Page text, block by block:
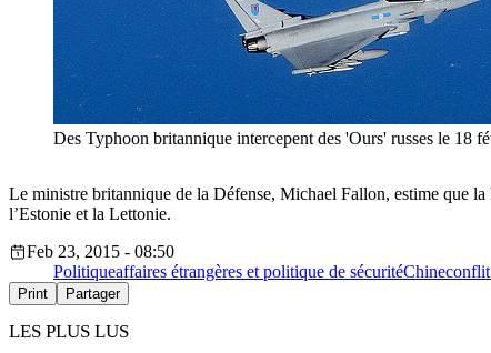
Des Typhoon britannique intercepent des 'Ours' russes le 18
Le ministre britannique de la Défense, Michael Fallon, estime que la
l’Estonie et la Lettonie.
Feb 23, 2015 - 08:50
Politiqueaffaires étrangères et politique de sécuritéChine
Print Partager
LES PLUS LUS